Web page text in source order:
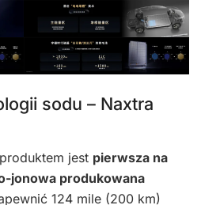
sodu – Naxtra
jest pierwsza na
jonowa produkowana
124 mile (200 km)